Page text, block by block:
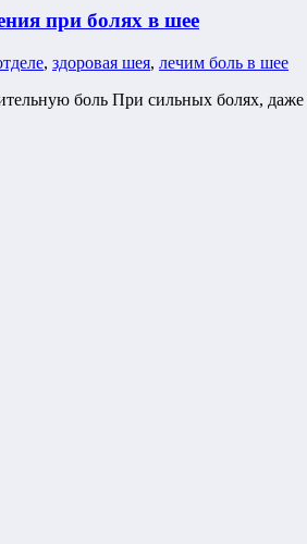
при болях в шее
, здоровая шея, лечим боль в шее
боль При сильных болях, даже